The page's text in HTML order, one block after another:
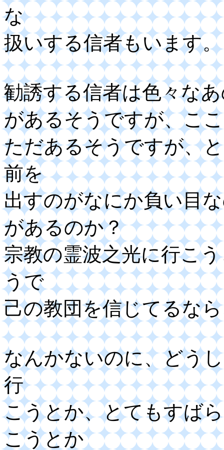
な
扱いする信者もいます。
勧誘する信者は色々な
があるそうですが、こ
ただあるそうですが、
前を
出すのがなにか負い目
があるのか？
宗教の霊波之光に行こ
うで
己の教団を信じてるな
なんかないのに、どう
行
こうとか、とてもすば
こうとか